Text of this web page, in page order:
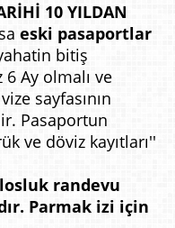
10 YILDAN
eski pasaportlar
bitiş
Ay olmalı ve
sayfasının
Pasaportun
ve döviz kayıtları''
randevu
Parmak izi için